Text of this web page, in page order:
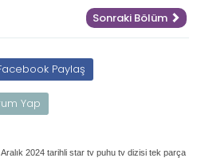
Sonraki Bölüm
Paylaş
Yap
2024 tarihli star tv puhu tv dizisi tek parça